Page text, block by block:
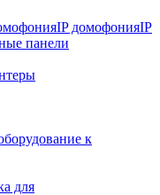
IP домофонияIP
панели
к
для